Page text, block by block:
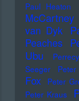
Paul Heaton
McCartney
van Dyk
Peaches
Ubu
Perrecy
Seeger
Fox
Peter
Peter Kraus